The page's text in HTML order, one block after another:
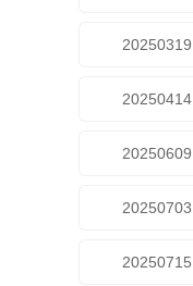
20250319
20250414
20250609
20250703
20250715